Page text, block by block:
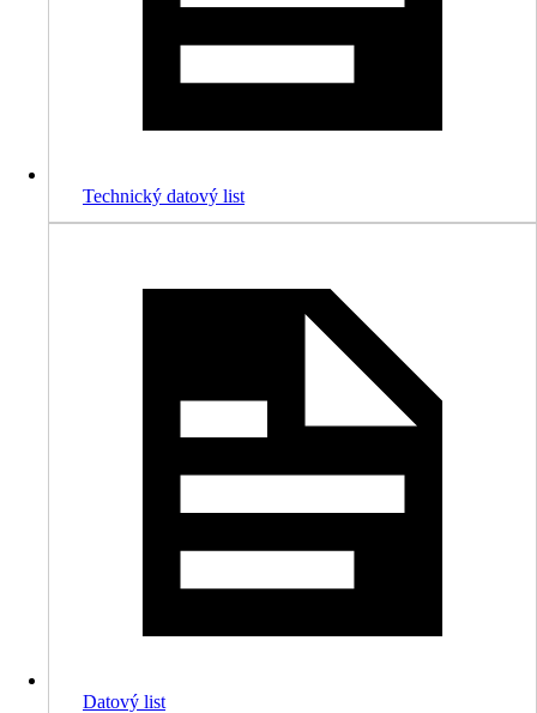
Technický datový list
Datový list